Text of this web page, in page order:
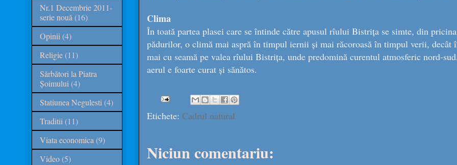
Clima
În toată partea plasei care se întinde către apusul rîului Bistrița se simte, din
pădurilor, o climă mai aspră în timpul iernii și mai răcoroasă în timpul verii, decât
mai cu seamă pe valea rîului Bistrița, unde predomină curentul atmosferic nord-
aerul e foarte curat și sănătos.
Etichete: Cadrul natural
Niciun comentariu:
Nr.1 Decembrie 2011-
serie nouă (16)
Opinii (4)
Religie (11)
Sărbători la Piatra
Șoimului (4)
Statiunea Negulesti (4)
Traditii (11)
Viata economica (9)
Video (5)